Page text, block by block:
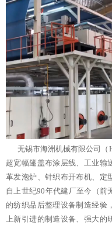
无锡市海洲机械有限公司（
超宽幅篷盖布涂层线、工业输
革发泡炉、针织布开布机、定
自上世纪90年代建厂至今（前
的纺织品后整理设备制造经验
上新引进的制造设备、强大的